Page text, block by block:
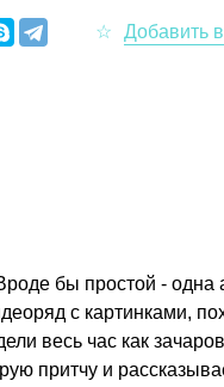
бы простой - одна
с картинками,
весь час как
притчу и